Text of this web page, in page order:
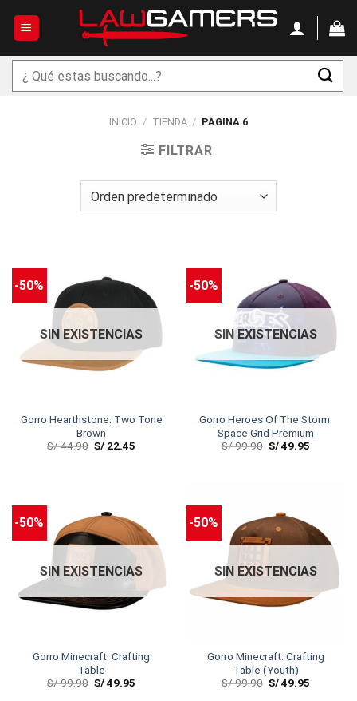
Buscar
por:
INICIO / TIENDA / PÁGINA 6
FILTRAR
-50%
SIN EXISTENCIAS
Gorro Hearthstone: Two Tone
Brown
S/44.90 S/ 22.45
-50%
SIN EXISTENCIAS
Gorro Heroes Of The Storm:
Space Grid Premium
S/99.90 S/49.95
-50%
SIN EXISTENCIAS
Gorro Minecraft: Crafting
Table
S/99.90 S/49.95
-50%
SIN EXISTENCIAS
Gorro Minecraft: Crafting
Table (Youth)
S/99.90 S/49.95